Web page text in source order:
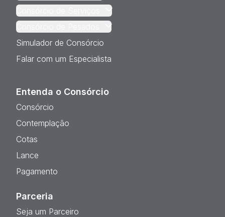
Consórcio de Serviços
Consórcio de Pesados
Simulador de Consórcio
Falar com um Especialista
Entenda o Consórcio
Consórcio
Contemplação
Cotas
Lance
Pagamento
Parceria
Seja um Parceiro